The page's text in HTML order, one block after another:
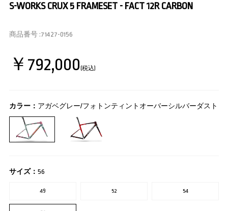
S-WORKS CRUX 5 FRAMESET - FACT 12R CARBON
商品番号 :71427-0156
￥792,000(税込)
カラー： アガベグレー/フォトンティントオーバーシルバーダスト
サイズ： 56
49 52 54